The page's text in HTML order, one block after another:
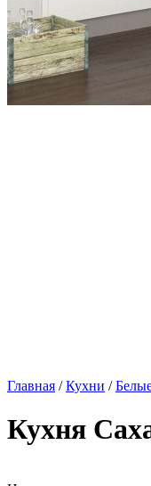
Главная /Кухни /
Кухня